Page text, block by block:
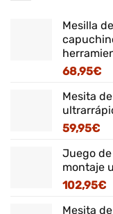
Mesilla
68,95€
Mesita
59,95€
Juego
montaje
102,95€
Mesita